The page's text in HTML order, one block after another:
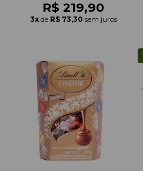
R$ 219,90
3x de R$ 73,30 sem juros